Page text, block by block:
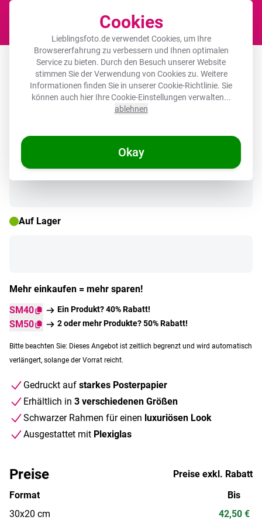
Cookies
Lieblingsfoto.de verwendet Cookies, um Ihre
Browsererfahrung zu verbessern und Ihnen optimalen
Service zu bieten. Durch den Besuch unserer Website
stimmen Sie der Verwendung von Cookies zu. Weitere
Informationen finden Sie in unsererCookie-Richtlinie. Sie
können auch hier Ihre Cookie-Einstellungen verwalten...
ablehnen
Okay
Poster mit Rahmen - Stacheln - Dino -
Blau - Muskulös
🌞 SOMMERDEALS
Auf Lager
Mehr einkaufen = mehr sparen!
SM40
Ein Produkt? 40% Rabatt!
SM50 2 oder mehr Produkte? 50% Rabatt!
Bitte beachten Sie: Dieses Angebot ist zeitlich begrenzt und wird automatisch
verlängert, solange der Vorrat reicht.
Gedruckt auf starkes Posterpapier
Erhältlich in 3 verschiedenen Größen
Schwarzer Rahmen für einen luxuriösen Look
Ausgestattet mit Plexiglas
Preise
Preise exkl. Rabatt
Format
30x20 cm
Bis
42,50 €